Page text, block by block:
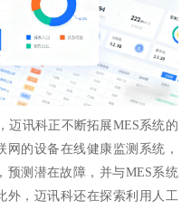
迈讯科正不断拓展MES系统的
的设备在线健康监测系统，
预测潜在故障，并与MES系统
外，迈讯科还在探索利用人工